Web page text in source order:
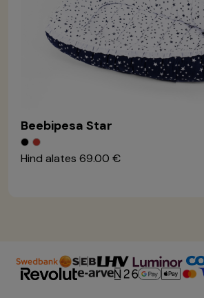
Beebipesa Star
Hind alates 69.00 €